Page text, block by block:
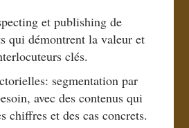
et publishing de
qui démontrent la valeur et
clés.
segmentation par
avec des contenus qui
chiffres et des cas concrets.